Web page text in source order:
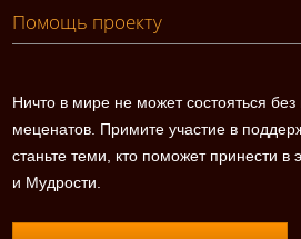
Помощь проекту
Ничто в мире не может состояться
меценатов. Примите участие в
станьте теми, кто поможет принести
и Мудрости.